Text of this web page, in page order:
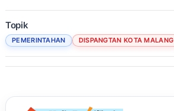
Topik
PEMERINTAHAN DISPANGTAN KOTA MALANG